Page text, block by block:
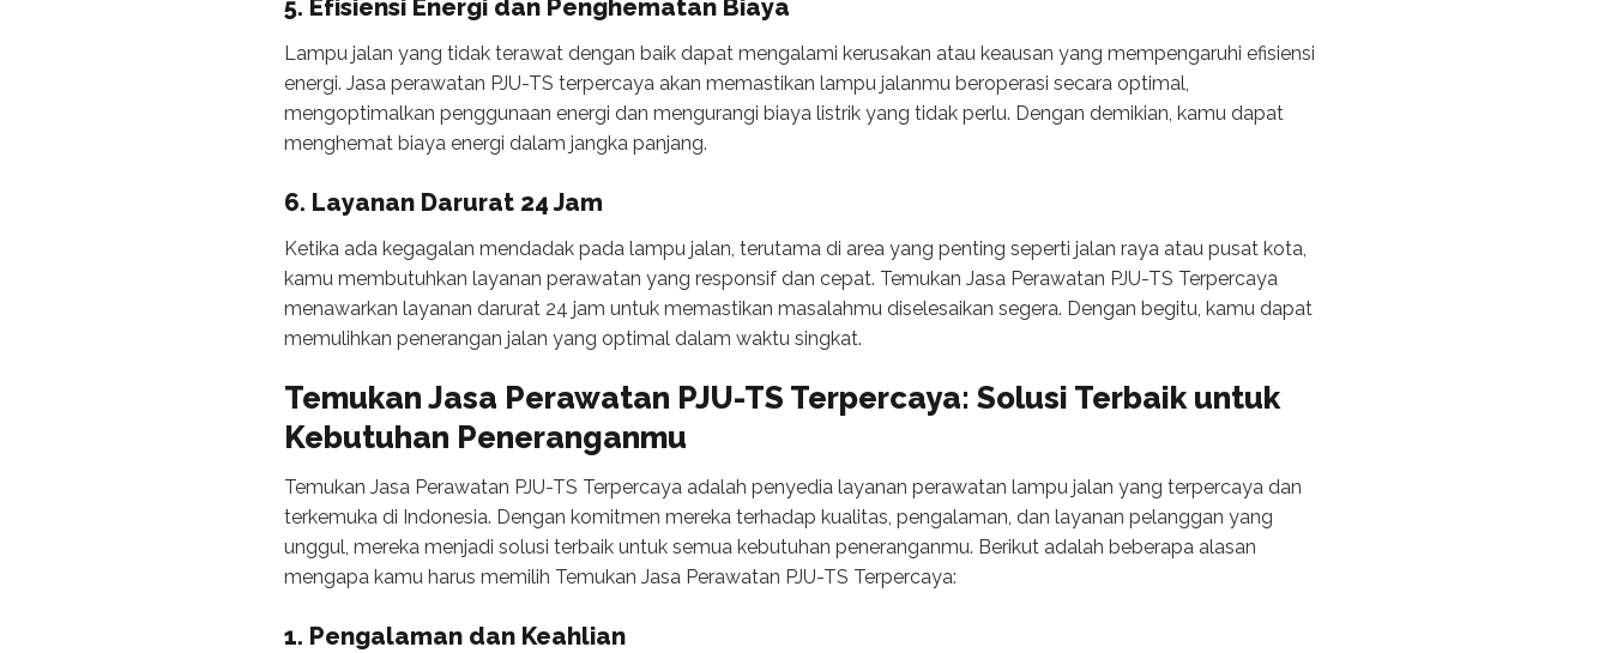
5. Efisiensi Energi dan Penghematan Biaya
Lampu jalan yang tidak terawat dengan baik dapat mengalami kerusakan atau keausan yang mempengaruhi efisiensi
energi. Jasa perawatan PJU-TS terpercaya akan memastikan lampu jalanmu beroperasi secara optimal,
mengoptimalkan penggunaan energi dan mengurangi biaya listrik yang tidak perlu. Dengan demikian, kamu dapat
menghemat biaya energi dalam jangka panjang.
6. Layanan Darurat 24 Jam
Ketika ada kegagalan mendadak pada lampu jalan, terutama di area yang penting seperti jalan raya atau pusat kota,
kamu membutuhkan layanan perawatan yang responsif dan cepat. Temukan Jasa Perawatan PJU-TS Terpercaya
menawarkan layanan darurat 24 jam untuk memastikan masalahmu diselesaikan segera. Dengan begitu, kamu dapat
memulihkan penerangan jalan yang optimal dalam waktu singkat.
Temukan Jasa Perawatan PJU-TS Terpercaya: Solusi Terbaik untuk
Kebutuhan Peneranganmu
Temukan Jasa Perawatan PJU-TS Terpercaya adalah penyedia layanan perawatan lampu jalan yang terpercaya dan
terkemuka di Indonesia. Dengan komitmen mereka terhadap kualitas, pengalaman, dan layanan pelanggan yang
unggul, mereka menjadi solusi terbaik untuk semua kebutuhan peneranganmu. Berikut adalah beberapa alasan
mengapa kamu harus memilih Temukan Jasa Perawatan PJU-TS Terpercaya:
1. Pengalaman dan Keahlian